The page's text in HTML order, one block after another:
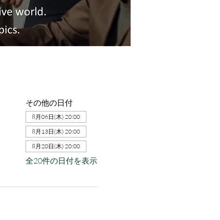
その他の日付
8月06日(木) 20:00
8月13日(木) 20:00
8月20日(木) 20:00
全20件の日付を表示